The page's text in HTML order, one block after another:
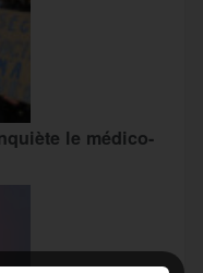
le médico-